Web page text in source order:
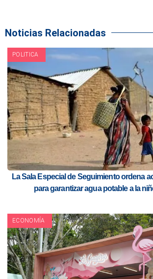
Noticias Relacionadas
POLITICA
La Sala Especial de Seguimiento ordena
para garantizar agua potable a la
ECONOMÍA